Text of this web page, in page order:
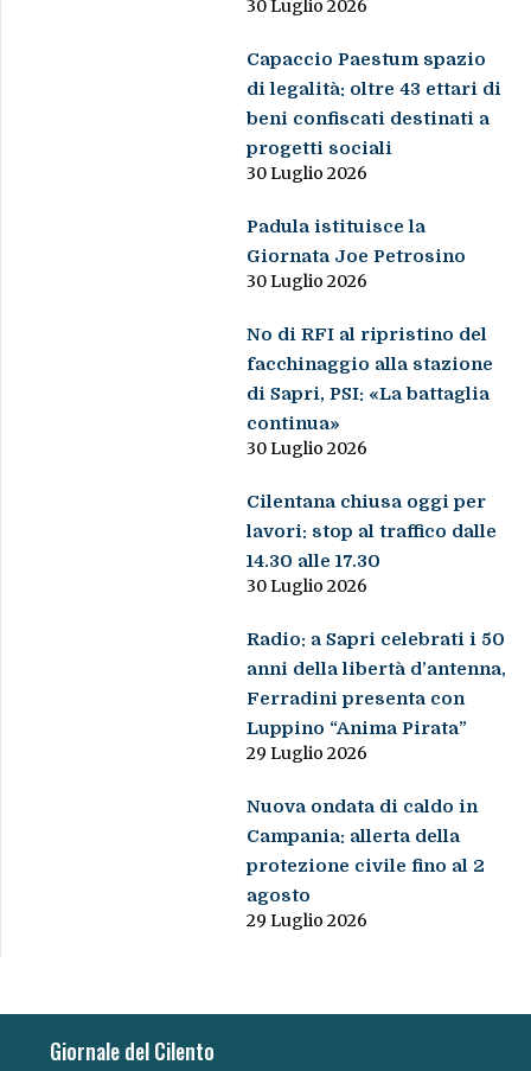
30 Luglio 2026
Capaccio Paestum spazio
di legalità: oltre 43 ettari di
beni confiscati destinati a
progetti sociali
30 Luglio 2026
Padula istituisce la
Giornata Joe Petrosino
30 Luglio 2026
No di RFI al ripristino del
facchinaggio alla stazione
di Sapri, PSI: «La battaglia
continua»
30 Luglio 2026
Cilentana chiusa oggi per
lavori: stop al traffico dalle
14.30 alle 17.30
30 Luglio 2026
Radio: a Sapri celebrati i 50
anni della libertà d’antenna,
Ferradini presenta con
Luppino “Anima Pirata”
29 Luglio 2026
Nuova ondata di caldo in
Campania: allerta della
protezione civile fino al 2
agosto
29 Luglio 2026
Giornale del Cilento